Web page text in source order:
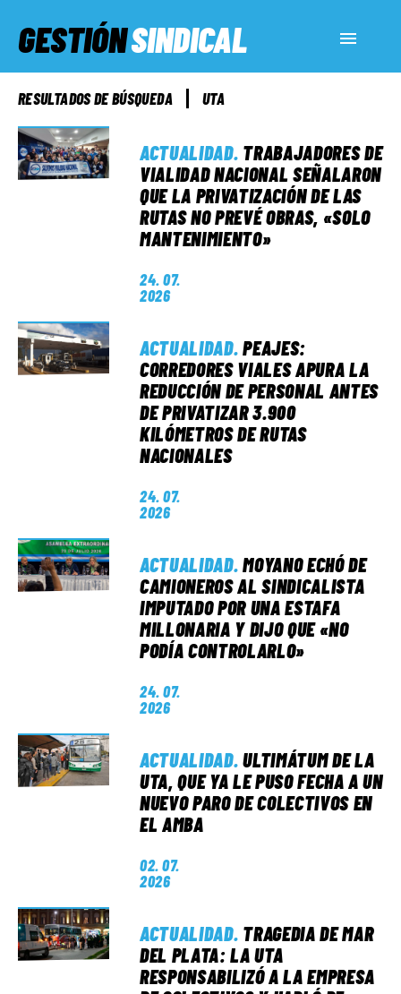
GESTIÓNSINDICAL
ACTUALIDAD
SERVICIOS SOCIALES
INFORMES ESPECIALES
FUERA DE MEGÁFONO
EL LADO «G»
RESULTADOS DE BÚSQUEDA UTA
ACTUALIDAD. TRABAJADORES DE
VIALIDAD NACIONAL SEÑALARON
QUE LA PRIVATIZACIÓN DE LAS
RUTAS NO PREVÉ OBRAS, «SOLO
MANTENIMIENTO»
24. 07.
2026
ACTUALIDAD. PEAJES:
CORREDORES VIALES APURA LA
REDUCCIÓN DE PERSONAL ANTES
DE PRIVATIZAR 3.900
KILÓMETROS DE RUTAS
NACIONALES
24. 07.
2026
ACTUALIDAD. MOYANO ECHÓ DE
CAMIONEROS AL SINDICALISTA
IMPUTADO POR UNA ESTAFA
MILLONARIA Y DIJO QUE «NO
PODÍA CONTROLARLO»
24. 07.
2026
ACTUALIDAD. ULTIMÁTUM DE LA
UTA, QUE YA LE PUSO FECHA A UN
NUEVO PARO DE COLECTIVOS EN
EL AMBA
02. 07.
2026
ACTUALIDAD. TRAGEDIA DE MAR
DEL PLATA: LA UTA
RESPONSABILIZÓ A LA EMPRESA